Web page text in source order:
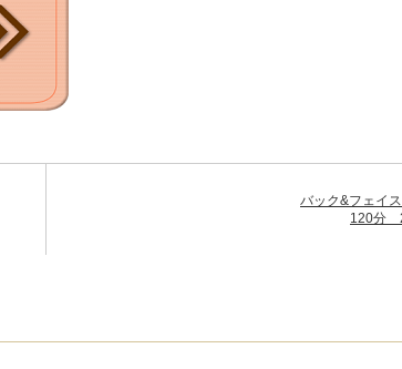
バック&フェイ
120分